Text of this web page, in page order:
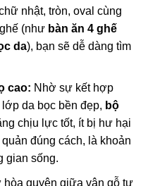
nhật, tròn, oval cùng
(như bàn ăn 4 ghế
da), bạn sẽ dễ dàng tìm
cao: Nhờ sự kết hợp
da bọc bền đẹp, bộ
chịu lực tốt, ít bị hư hại
đúng cách, là khoản
gian sống.
hòa quyện giữa vân gỗ tự